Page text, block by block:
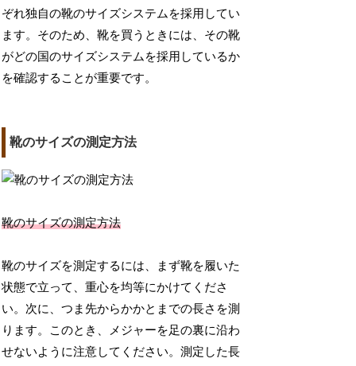
ぞれ独自の靴のサイズシステムを採用してい
ます。そのため、靴を買うときには、その靴
がどの国のサイズシステムを採用しているか
を確認することが重要です。
靴のサイズの測定方法
靴のサイズの測定方法
靴のサイズを測定するには、まず靴を履いた
状態で立って、重心を均等にかけてくださ
い。次に、つま先からかかとまでの長さを測
ります。このとき、メジャーを足の裏に沿わ
せないように注意してください。測定した長